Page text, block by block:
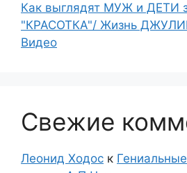
Как выглядят МУЖ и ДЕТИ
"КРАСОТКА"/ Жизнь
Видео
Свежие
Леонид Ходос к